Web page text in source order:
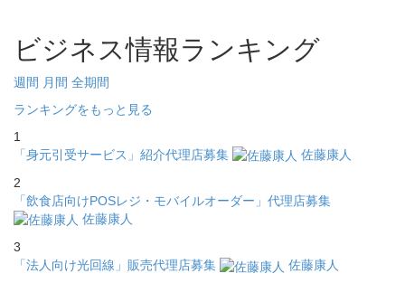
ビジネス情報ランキング
週間 月間 全期間
ランキングをもっと見る
1
「身元引受サービス」紹介代理店募集
佐藤康人
2
「飲食店向けPOSレジ・モバイルオーダー」代理店募集
佐藤康人
3
「法人向け光回線」販売代理店募集
佐藤康人